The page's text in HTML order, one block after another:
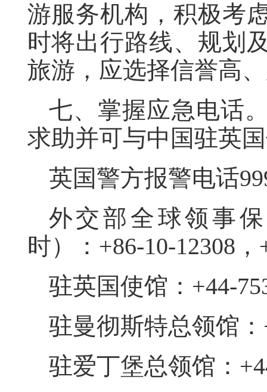
游服务机构，积极考
时将出行路线、规划
旅游，应选择信誉高
七、掌握应急电话
求助并可与中国驻英
英国警方报警电话
外交部全球领事
时）：+86-10-12308，
驻英国使馆：+44-
驻曼彻斯特总领馆：
驻爱丁堡总领馆：